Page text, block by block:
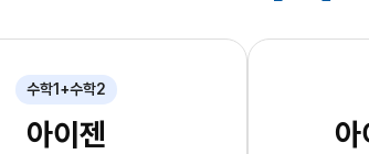
수학1+수학2
아이젠